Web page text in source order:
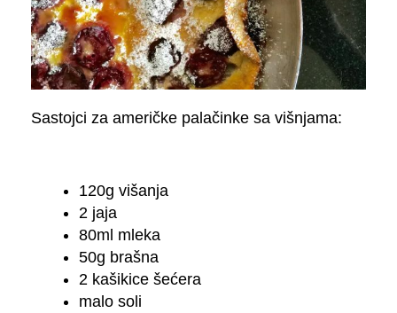
Sastojci za američke palačinke sa višnjama:
120g višanja
2 jaja
80ml mleka
50g brašna
2 kašikice šećera
malo soli